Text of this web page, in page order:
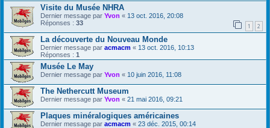
Visite du Musée NHRA
Dernier message par Yvon « 13 oct. 2016, 20:08
Réponses : 33 1 2
La découverte du Nouveau Monde
Dernier message par acmacm « 13 oct. 2016, 10:13
Réponses : 1
Musée Le May
Dernier message par Yvon « 10 juin 2016, 11:08
The Nethercutt Museum
Dernier message par Yvon « 21 mai 2016, 09:21
Plaques minéralogiques américaines
Dernier message par acmacm « 23 déc. 2015, 00:14